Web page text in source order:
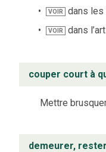
VOIR dans les
VOIR dans
couper court à
Mettre
demeurer,